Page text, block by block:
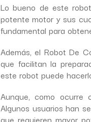
Lo bueno de este
potente motor y sus
fundamental para
Además, el Robot De
que facilitan la
este robot puede
Aunque, como ocurre
Algunos usuarios han